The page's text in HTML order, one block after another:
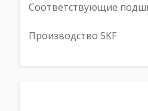
Соответствующие
Производство SKF